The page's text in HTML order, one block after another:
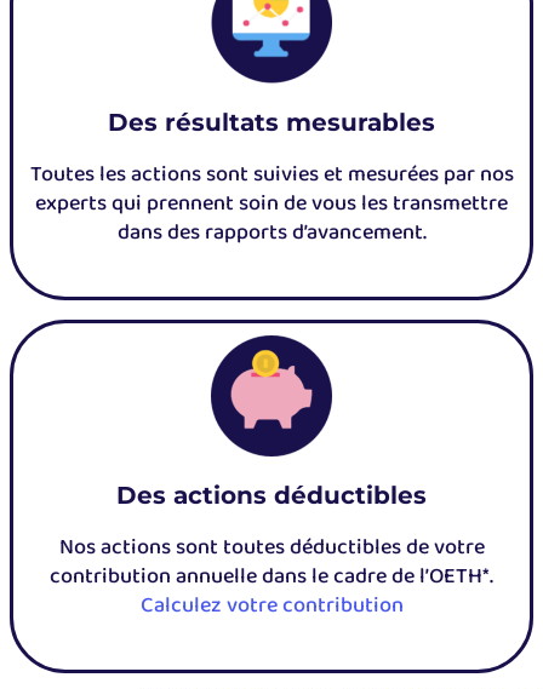
Des résultats mesurables
Toutes les actions sont suivies et mesurées par nos
experts qui prennent soin de vous les transmettre
dans des rapports d’avancement.
Des actions déductibles
Nos actions sont toutes déductibles de votre
contribution annuelle dans le cadre de l’OETH*.
Calculez votre contribution